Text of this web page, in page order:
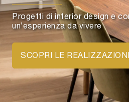
Progetti di interior design e
un’esperienza da vivere
SCOPRI LE REALIZZAZIONI